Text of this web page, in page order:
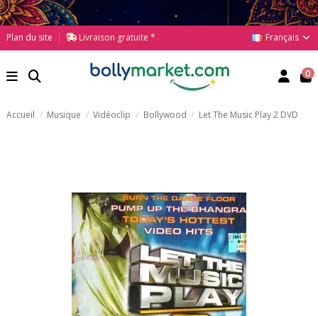
Plan du site Livraison gratuite * Français
0
Accueil Musique Vidéoclip Bollywood Let The Music Play 2 DVD